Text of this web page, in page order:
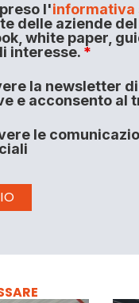
l'informativa
delle aziende
white paper,
interesse. *
la newsletter
e acconsento
le